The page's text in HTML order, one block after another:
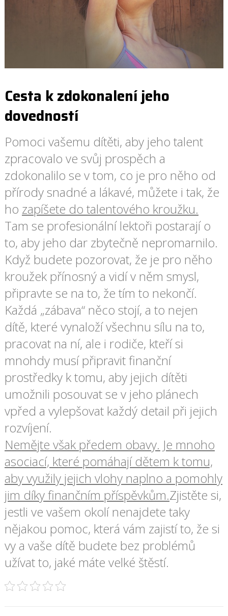
Cesta k zdokonalení jeho
dovedností
Pomoci vašemu dítěti, aby jeho talent
zpracovalo ve svůj prospěch a
zdokonalilo se v tom, co je pro něho od
přírody snadné a lákavé, můžete i tak, že
ho zapíšete do talentového kroužku.
Tam se profesionální lektoři postarají o
to, aby jeho dar zbytečně nepromarnilo.
Když budete pozorovat, že je pro něho
kroužek přínosný a vidí v něm smysl,
připravte se na to, že tím to nekončí.
Každá „zábava“ něco stojí, a to nejen
dítě, které vynaloží všechnu sílu na to,
pracovat na ní, ale i rodiče, kteří si
mnohdy musí připravit finanční
prostředky k tomu, aby jejich dítěti
umožnili posouvat se v jeho plánech
vpřed a vylepšovat každý detail při jejich
rozvíjení.
Nemějte však předem obavy. Je mnoho
asociací, které pomáhají dětem k tomu,
aby využily jejich vlohy naplno a pomohly
jim díky finančním příspěvkům.Zjistěte si,
jestli ve vašem okolí nenajdete taky
nějakou pomoc, která vám zajistí to, že si
vy a vaše dítě budete bez problémů
užívat to, jaké máte velké štěstí.